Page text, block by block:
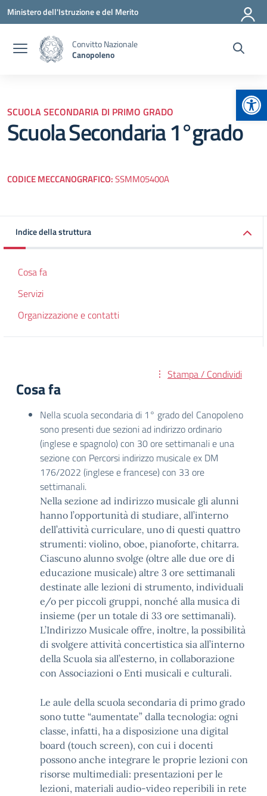
Vai ai contenuti
Vai al menu di navigazione
Vai al footer
Ministero dell'Istruzione e del Merito
Convitto Nazionale
Canopoleno
SCUOLA SECONDARIA DI PRIMO GRADO
Scuola Secondaria 1°grado
CODICE MECCANOGRAFICO:SSMM05400A
Indice della struttura
Cosa fa
Servizi
Organizzazione e contatti
Stampa / Condividi
Cosa fa
Nella scuola secondaria di 1° grado del Canopoleno
sono presenti due sezioni ad indirizzo ordinario
(inglese e spagnolo) con 30 ore settimanali e una
sezione con Percorsi indirizzo musicale ex DM
176/2022 (inglese e francese) con 33 ore
settimanali.
Nella sezione ad indirizzo musicale gli alunni
hanno l’opportunità di studiare, all’interno
dell’attività curriculare, uno di questi quattro
strumenti: violino, oboe, pianoforte, chitarra.
Ciascuno alunno svolge (oltre alle due ore di
educazione musicale) altre 3 ore settimanali
destinate alle lezioni di strumento, individuali
e/o per piccoli gruppi, nonché alla musica di
insieme (per un totale di 33 ore settimanali).
L’Indirizzo Musicale offre, inoltre, la possibilità
di svolgere attività concertistica sia all’interno
della Scuola sia all’esterno, in collaborazione
con Associazioni o Enti musicali e culturali.
Le aule della scuola secondaria di primo grado
sono tutte “aumentate” dalla tecnologia: ogni
classe, infatti, ha a disposizione una digital
board (touch screen), con cui i docenti
possono anche integrare le proprie lezioni con
risorse multimediali: presentazioni per le
lezioni, materiali audio-video reperibili in rete